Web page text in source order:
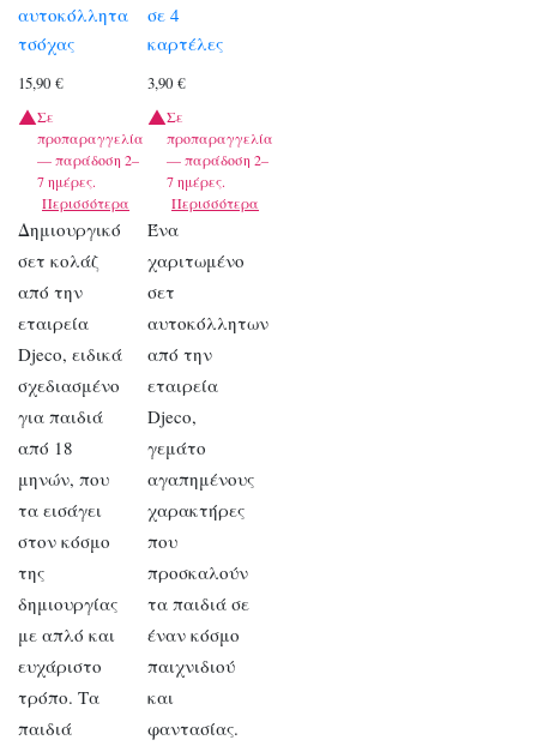
αυτοκόλλητα
τσόχας
15,90 €
Σε
προπαραγγελία
— παράδοση 2–
7 ημέρες.
Περισσότερα
Δημιουργικό
σετ κολάζ
από την
εταιρεία
Djeco, ειδικά
σχεδιασμένο
για παιδιά
από 18
μηνών, που
τα εισάγει
στον κόσμο
της
δημιουργίας
με απλό και
ευχάριστο
τρόπο. Τα
παιδιά
σε 4
καρτέλες
3,90€
Σε
προπαραγγελία
— παράδοση 2–
7 ημέρες.
Περισσότερα
Ένα
χαριτωμένο
σετ
αυτοκόλλητων
από την
εταιρεία
Djeco,
γεμάτο
αγαπημένους
χαρακτήρες
που
προσκαλούν
τα παιδιά σε
έναν κόσμο
παιχνιδιού
και
φαντασίας.